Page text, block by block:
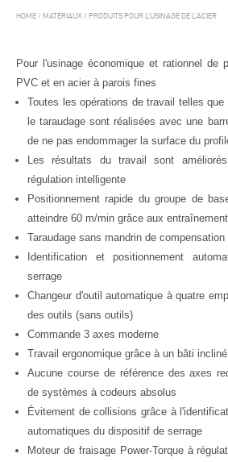
HOME / MATÉRIAUX / PRODUITS POUR L’USINAGE DE L’ACIER
Pour l'usinage économique et rationnel de
PVC et en acier à parois fines
Toutes les opérations de travail telles
le taraudage sont réalisées avec une
de ne pas endommager la surface du
Les résultats du travail sont
régulation intelligente
Positionnement rapide du groupe de
atteindre 60 m/min grâce aux
Taraudage sans mandrin de compensation
Identification et positionnement
serrage
Changeur d'outil automatique à quatre
des outils (sans outils)
Commande 3 axes moderne
Travail ergonomique grâce à un bâti
Aucune course de référence des axes
de systèmes à codeurs absolus
Évitement de collisions grâce à
automatiques du dispositif de serrage
Moteur de fraisage Power-Torque à